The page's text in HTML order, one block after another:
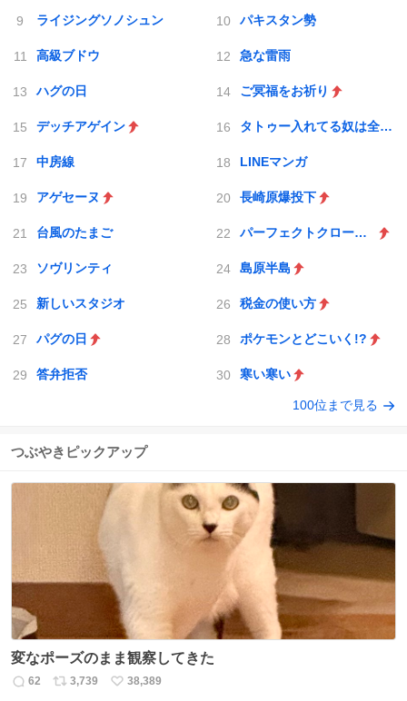
ライジングソノシュン パキスタン勢
高級ブドウ 急な雷雨
ハグの日 ご冥福をお祈り
デッチアゲイン タトゥー入れてる奴は全員バカです
中房線 LINEマンガ
アゲセーヌ 長崎原爆投下
台風のたまご パーフェクトクローザー
ソヴリンティ 島原半島
新しいスタジオ 税金の使い方
パグの日 ポケモンとどこいく!?
答弁拒否 寒い寒い
100位まで見る
つぶやきピックアップ
変なポーズのまま観察してきた
返
62
リ
3,739
い
38,389